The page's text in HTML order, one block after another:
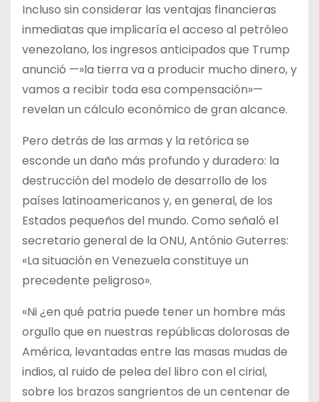
Incluso sin considerar las ventajas financieras
inmediatas que implicaría el acceso al petróleo
venezolano, los ingresos anticipados que Trump
anunció —»la tierra va a producir mucho dinero, y
vamos a recibir toda esa compensación»—
revelan un cálculo económico de gran alcance.
Pero detrás de las armas y la retórica se
esconde un daño más profundo y duradero: la
destrucción del modelo de desarrollo de los
países latinoamericanos y, en general, de los
Estados pequeños del mundo. Como señaló el
secretario general de la ONU, António Guterres:
«La situación en Venezuela constituye un
precedente peligroso».
«Ni ¿en qué patria puede tener un hombre más
orgullo que en nuestras repúblicas dolorosas de
América, levantadas entre las masas mudas de
indios, al ruido de pelea del libro con el cirial,
sobre los brazos sangrientos de un centenar de